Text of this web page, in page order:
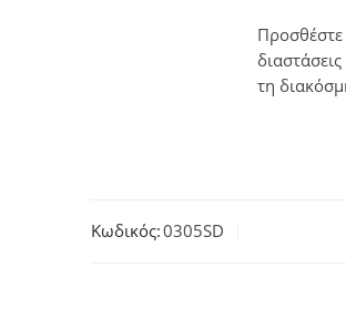
Προσθέστε
τη
Κωδικός:0305SD